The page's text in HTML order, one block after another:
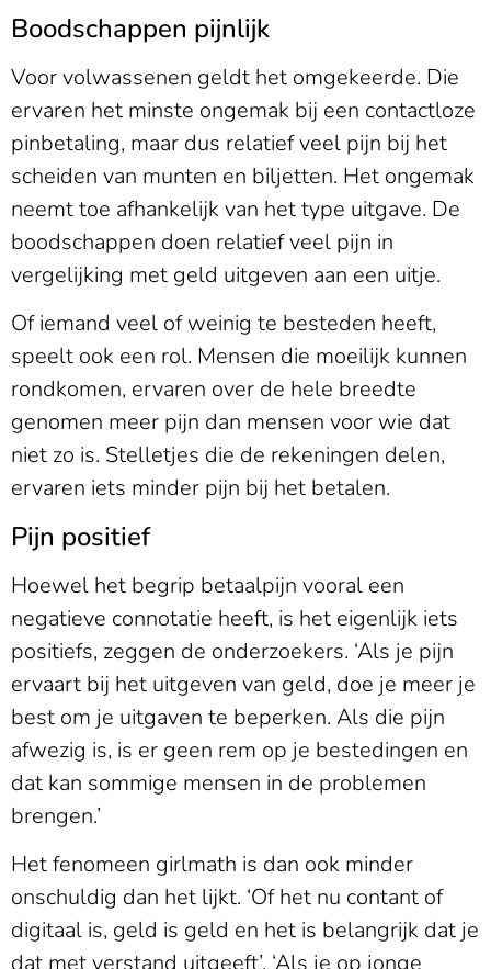
Boodschappen pijnlijk
Voor volwassenen geldt het omgekeerde. Die
ervaren het minste ongemak bij een contactloze
pinbetaling, maar dus relatief veel pijn bij het
scheiden van munten en biljetten. Het ongemak
neemt toe afhankelijk van het type uitgave. De
boodschappen doen relatief veel pijn in
vergelijking met geld uitgeven aan een uitje.
Of iemand veel of weinig te besteden heeft,
speelt ook een rol. Mensen die moeilijk kunnen
rondkomen, ervaren over de hele breedte
genomen meer pijn dan mensen voor wie dat
niet zo is. Stelletjes die de rekeningen delen,
ervaren iets minder pijn bij het betalen.
Pijn positief
Hoewel het begrip betaalpijn vooral een
negatieve connotatie heeft, is het eigenlijk iets
positiefs, zeggen de onderzoekers. ‘Als je pijn
ervaart bij het uitgeven van geld, doe je meer je
best om je uitgaven te beperken. Als die pijn
afwezig is, is er geen rem op je bestedingen en
dat kan sommige mensen in de problemen
brengen.’
Het fenomeen girlmath is dan ook minder
onschuldig dan het lijkt. ‘Of het nu contant of
digitaal is, geld is geld en het is belangrijk dat je
dat met verstand uitgeeft’. ‘Als je op jonge